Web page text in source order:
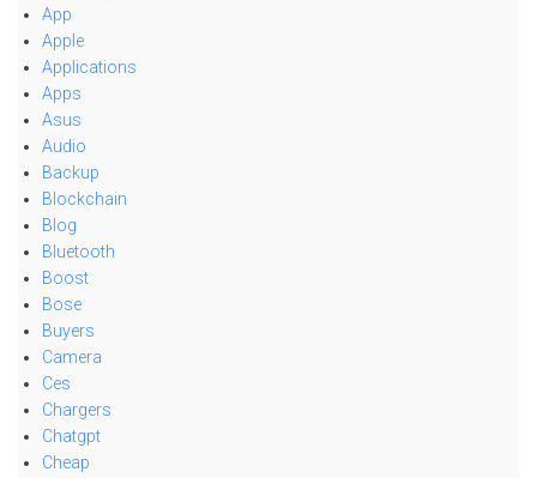
App
Apple
Applications
Apps
Asus
Audio
Backup
Blockchain
Blog
Bluetooth
Boost
Bose
Buyers
Camera
Ces
Chargers
Chatgpt
Cheap